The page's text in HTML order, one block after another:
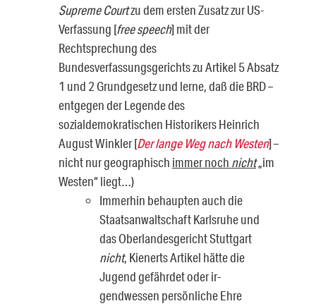
Supreme Courtzu dem ersten Zusatz zur US-
Verfassung [free speech] mit der
Rechtsprechung des
Bundesverfassungsgerichts zu Artikel 5 Ab­satz
1 und 2 Grundgesetz und lerne, daß die BRD –
entgegen der Legende des
sozialdemokratischen Historikers Heinrich
August Winkler [Der lange Weg nach Westen] –
nicht nur geographisch immernoch nicht„im
Westen“ liegt…)
Immerhin behaupten auch die
Staatsanwaltschaft Karlsruhe und
das Oberlan­desgericht Stuttgart
nicht, Kienerts Artikel hätte die
Jugend gefährdet oder ir­
gendwessen persönliche Ehre